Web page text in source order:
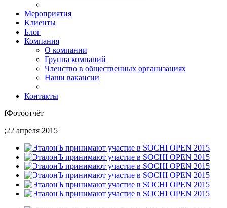
Мероприятия
Клиенты
Блог
Компания
О компании
Группа компаний
Членство в общественных организациях
Наши вакансии
Контакты
fФотоотчёт
;22 апреля 2015